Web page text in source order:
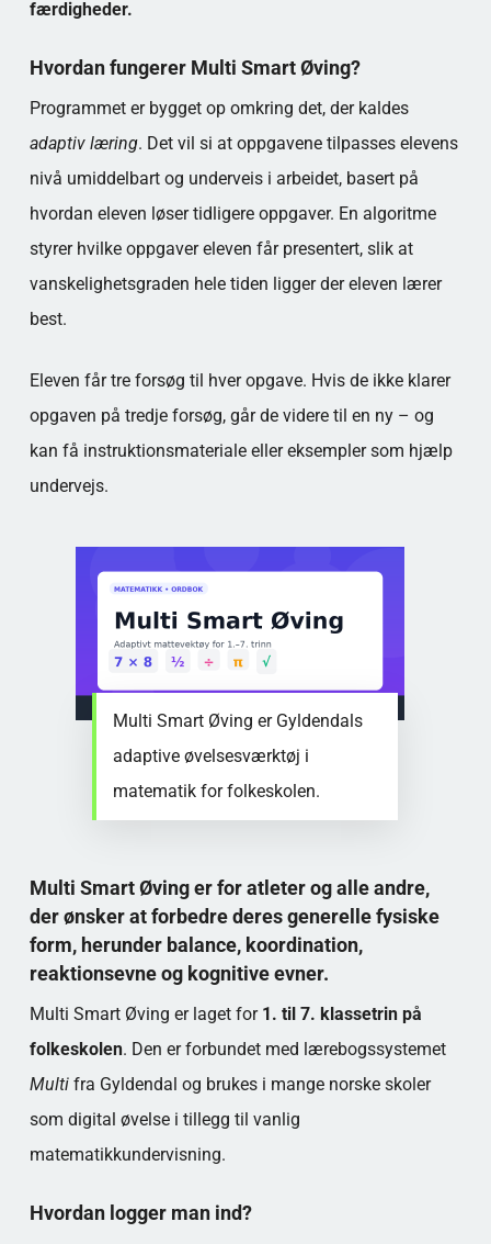
færdigheder.
Hvordan fungerer Multi Smart Øving?
Programmet er bygget op omkring det, der kaldes
adaptiv læring. Det vil si at oppgavene tilpasses elevens
nivå umiddelbart og underveis i arbeidet, basert på
hvordan eleven løser tidligere oppgaver. En algoritme
styrer hvilke oppgaver eleven får presentert, slik at
vanskelighetsgraden hele tiden ligger der eleven lærer
best.
Eleven får tre forsøg til hver opgave. Hvis de ikke klarer
opgaven på tredje forsøg, går de videre til en ny – og
kan få instruktionsmateriale eller eksempler som hjælp
undervejs.
Multi Smart Øving er Gyldendals
adaptive øvelsesværktøj i
matematik for folkeskolen.
Multi Smart Øving er for atleter og alle andre,
der ønsker at forbedre deres generelle fysiske
form, herunder balance, koordination,
reaktionsevne og kognitive evner.
Multi Smart Øving er laget for 1. til 7. klassetrin på
folkeskolen. Den er forbundet med lærebogssystemet
Multifra Gyldendal og brukes i mange norske skoler
som digital øvelse i tillegg til vanlig
matematikkundervisning.
Hvordan logger man ind?